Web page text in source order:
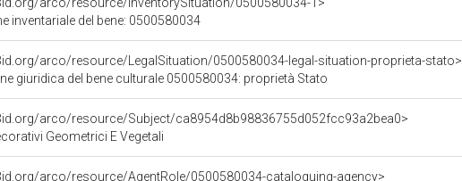
inventariale del bene: 0500580034
arco/resource/LegalSituation/0500580034-legal-situation-proprieta-stato>
giuridica del bene culturale 0500580034: proprietà Stato
arco/resource/Subject/ca8954d8b98836755d052fcc93a2bea0>
Geometrici E Vegetali
arco/resource/AgentRole/0500580034-cataloguing-agency>